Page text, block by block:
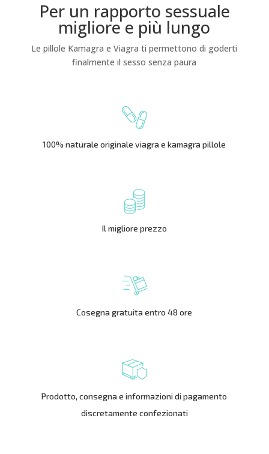
Per un rapporto sessuale
migliore e più lungo
Le pillole Kamagra e Viagra ti permettono di goderti
finalmente il sesso senza paura
100% naturale originale viagra e kamagra pillole
Il migliore prezzo
Cosegna gratuita entro 48 ore
Prodotto, consegna e informazioni di pagamento
discretamente confezionati